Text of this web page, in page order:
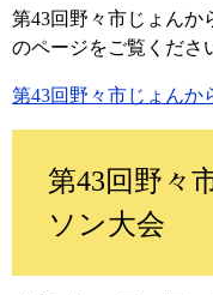
第43回野々市じょんか
のページをご覧くださ
第43回野々市じょんか
第43回野々
ソン大会